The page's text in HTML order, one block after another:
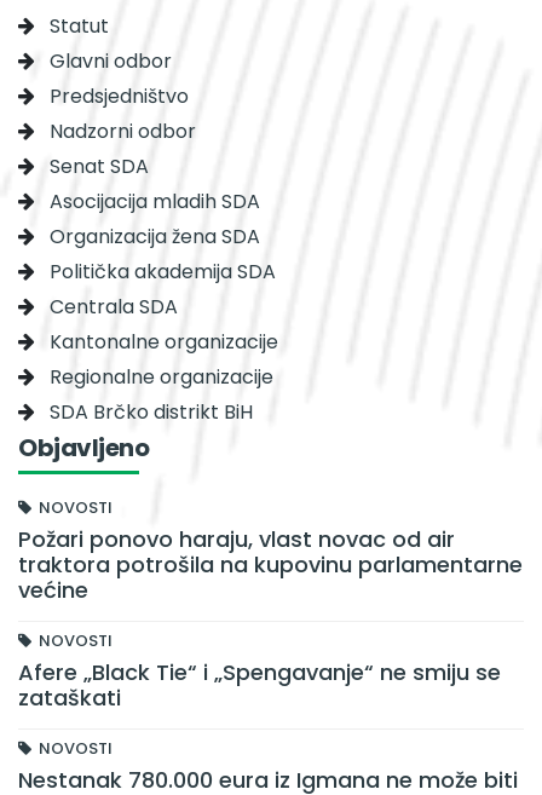
Statut
Glavni odbor
Predsjedništvo
Nadzorni odbor
Senat SDA
Asocijacija mladih SDA
Organizacija žena SDA
Politička akademija SDA
Centrala SDA
Kantonalne organizacije
Regionalne organizacije
SDA Brčko distrikt BiH
Objavljeno
NOVOSTI
Požari ponovo haraju, vlast novac od air
traktora potrošila na kupovinu parlamentarne
većine
NOVOSTI
Afere „Black Tie“ i „Spengavanje“ ne smiju se
zataškati
NOVOSTI
Nestanak 780.000 eura iz Igmana ne može biti